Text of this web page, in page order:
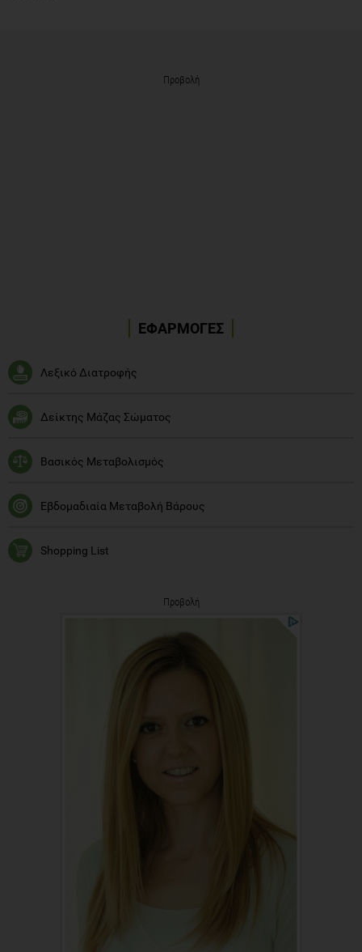
Προβολή
ΕΦΑΡΜΟΓΕΣ
Λεξικό Διατροφής
Δείκτης Μάζας Σώματος
Βασικός Μεταβολισμός
Εβδομαδιαία Μεταβολή Βάρους
Shopping List
Προβολή